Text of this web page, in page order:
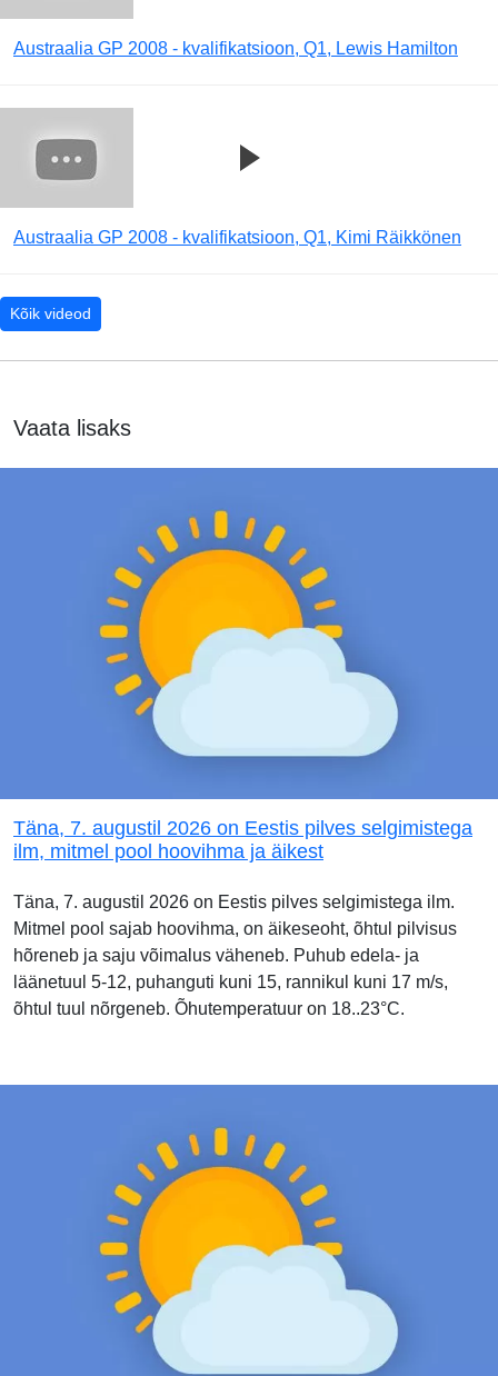
Austraalia GP 2008 - kvalifikatsioon, Q1, Lewis Hamilton
Austraalia GP 2008 - kvalifikatsioon, Q1, Kimi Räikkönen
Kõik videod
Vaata lisaks
Täna, 7. augustil 2026 on Eestis pilves selgimistega
ilm, mitmel pool hoovihma ja äikest
Täna, 7. augustil 2026 on Eestis pilves selgimistega ilm.
Mitmel pool sajab hoovihma, on äikeseoht, õhtul pilvisus
hõreneb ja saju võimalus väheneb. Puhub edela- ja
läänetuul 5-12, puhanguti kuni 15, rannikul kuni 17 m/s,
õhtul tuul nõrgeneb. Õhutemperatuur on 18..23°C.